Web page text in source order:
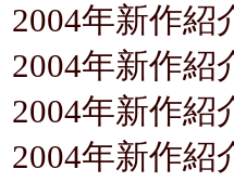
2004年新作
2004年新作
2004年新作紹
2004年新作